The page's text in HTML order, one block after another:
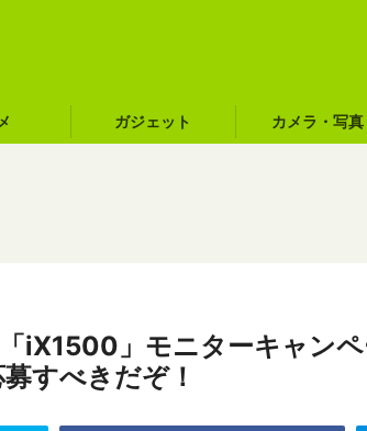
ガジェット カメラ・写真
iX1500」モニターキャン
すべきだぞ！